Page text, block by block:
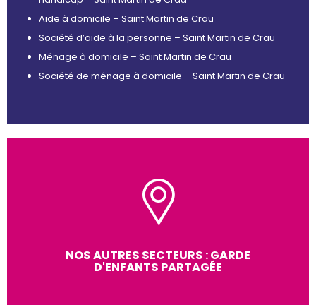
Aide à domicile – Saint Martin de Crau
Société d’aide à la personne – Saint Martin de Crau
Ménage à domicile – Saint Martin de Crau
Société de ménage à domicile – Saint Martin de Crau
NOS AUTRES SECTEURS : GARDE
D'ENFANTS PARTAGÉE